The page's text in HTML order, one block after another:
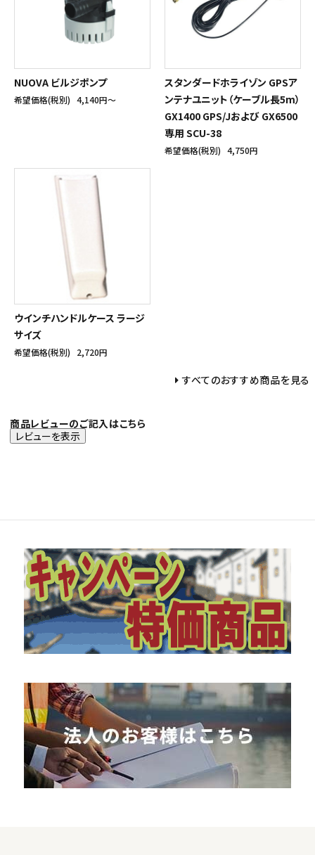
NUOVA ビルジポンプ
希望価格(税別) 4,140円〜
スタンダードホライゾン GPSア
ンテナユニット（ケーブル長5m）
GX1400 GPS/Jおよび GX6500
専用 SCU-38
希望価格(税別) 4,750円
ウインチハンドルケース ラージ
サイズ
希望価格(税別) 2,720円
すべてのおすすめ商品を見る
商品レビューのご記入はこちら
レビューを表示